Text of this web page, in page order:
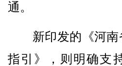
通。
新印发的《河南
指引》，则明确支